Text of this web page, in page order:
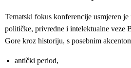
Tematski fokus konferencije usmjeren je
političke, privredne i intelektualne veze
Gore kroz historiju, s posebnim
antički period,